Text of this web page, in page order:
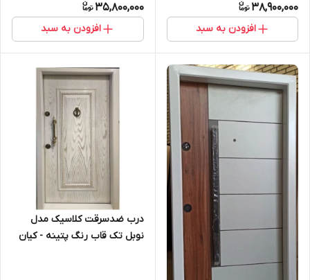
38,900,000
افزودن به سبد
35,800,000
افزودن به سبد
درب ضدسرقت کلاسیک مدل
نوبل تک قاب رنگ پتینه - کیان